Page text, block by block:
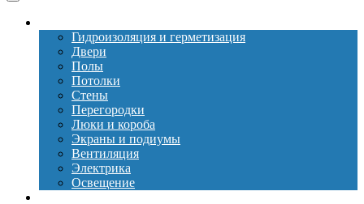
Гидроизоляция и герметизация
Двери
Полы
Потолки
Стены
Перегородки
Люки и короба
Экраны и подиумы
Вентиляция
Электрика
Освещение